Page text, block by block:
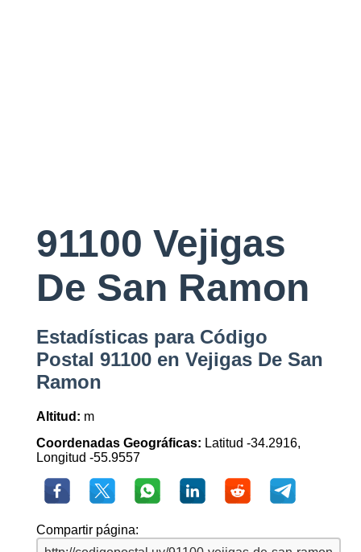
91100 Vejigas
De San Ramon
Estadísticas para Código
Postal 91100 en Vejigas De San
Ramon
Altitud: m
Coordenadas Geográficas: Latitud -34.2916,
Longitud -55.9557
Compartir página: